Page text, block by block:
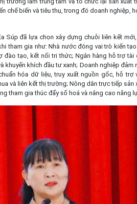
chế biến và tiêu thụ, trong đó doanh nghiệp,
Súp đã lựa chọn xây dựng chuỗi liên kết
tham gia như: Nhà nước đóng vai trò kiến
tạo, kết nối tri thức; Ngân hàng hỗ trợ tài
khích đầu tư xanh; Doanh nghiệp đảm
hóa dữ liệu, truy xuất nguồn gốc, hỗ trợ
và liên kết thị trường; Nông dân trực tiếp sản
tham gia thúc đẩy số hoá và nâng cao năng